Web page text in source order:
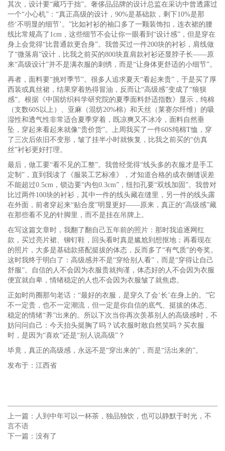
其次，设计要“藏巧于拙”。奢侈品品牌的设计总监在采访中曾透露过
一个“小心机”：“真正高级的设计，90%是基础款，剩下10%是那
些‘不明显的细节’。”比如衬衫的袖口多了一颗装饰扣，连衣裙的腰
线比常规高了1cm，这些细节不会让你一眼看到“设计感”，但是穿在
身上会觉得“比普通款更合身”。我曾买过一件200块的衬衫，肩线做
了“微落肩”设计，比我之前买的800块直肩款衬衫还显脖子长——原
来“高级设计”并不是满衣服的刺绣，而是“让身体更舒适的小细节”。
再者，面料要“挑对季节”。很多人追求夏天“看起来贵”，于是买了厚
西装或真丝裙，结果穿着热得冒油，反而让“高级感”变成了“狼狈
感”。根据《中国纺织科学研究院的夏季面料舒适指数》显示，纯棉
（支数60S以上）、亚麻（混纺20%棉）和天丝（莱赛尔纤维）的吸
湿性和透气性非常适合夏季穿着，既凉爽又不冰冷，面料自然垂
坠，穿起来看起来就像“贵价货”。上周我买了一件60S纯棉T恤，穿
了三次后依旧不变形，皱了挂半小时就恢复，比我之前买的“仿真
丝”衬衫更好打理。
最后，做工要“看不见的工整”。我曾经觉得“线头多的衣服才是手工
定制”，直到我读了《服装工艺标准》，才知道合格的成衣侧缝误差
不能超过0.5cm，锁边要“内包0.3cm”，纽扣孔要“双线加固”。我曾对
比过两件100块的衬衫，其中一件的线头藏在缝里，另一件的线头露
在外面，前者穿起来“贴合度”明显更好——原来，真正的“高级感”藏
在那些看不见的针脚里，而不是挂在吊牌上。
在写这篇文章时，我翻了翻自己五年前的照片：那时我追逐网红
款，买过亮片裙、铆钉鞋，回头看时真是尴尬到想抠地；再看现在
的照片，大多是基础款搭配挺拔的体态，反而多了“有气质”的夸奖。
这时我终于明白了：高级感并不是“穿给别人看”，而是“穿得让自己
舒服”。自信的人不会因为衣服贵就拘谨，体态好的人不会因为衣服
便宜就自卑，情绪稳定的人也不会因为衣服皱了就焦虑。
正如时尚圈那句老话：“最好的衣服，是穿久了会‘长’在身上的。”它
不一定贵，也不一定潮流，但一定是你自信的底气、挺拔的体态、
稳定的情绪“养”出来的。所以下次当你再次羡慕别人的高级感时，不
妨问问自己：今天抬头挺胸了吗？试衣服时敢自然笑吗？买衣服
时，是因为“喜欢”还是“别人说高级”？
毕竟，真正的高级感，永远不是“穿出来的”，而是“活出来的”。
发布于：江西省
上一篇： 人到中年可以一杯茶，独品独饮，也可以静默于时光，不
言不语
下一篇：没有了